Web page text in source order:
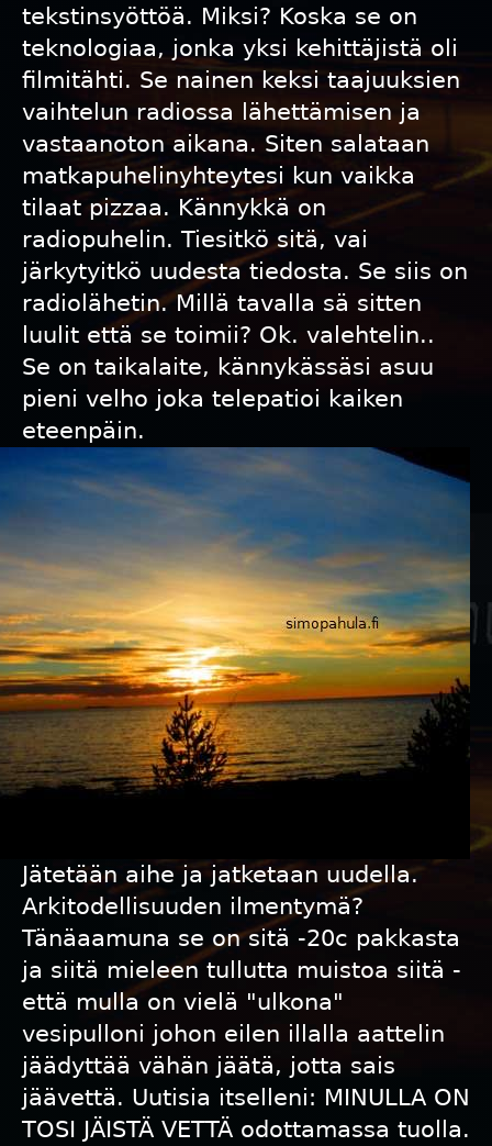
tekstinsyöttöä. Miksi? Koska se on
teknologiaa, jonka yksi kehittäjistä oli
filmitähti. Se nainen keksi taajuuksien
vaihtelun radiossa lähettämisen ja
vastaanoton aikana. Siten salataan
matkapuhelinyhteytesi kun vaikka
tilaat pizzaa. Kännykkä on
radiopuhelin. Tiesitkö sitä, vai
järkytyitkö uudesta tiedosta. Se siis on
radiolähetin. Millä tavalla sä sitten
luulit että se toimii? Ok. valehtelin..
Se on taikalaite, kännykässäsi asuu
pieni velho joka telepatioi kaiken
eteenpäin.
Jätetään aihe ja jatketaan uudella.
Arkitodellisuuden ilmentymä?
Tänäaamuna se on sitä -20c pakkasta
ja siitä mieleen tullutta muistoa siitä -
että mulla on vielä "ulkona"
vesipulloni johon eilen illalla aattelin
jäädyttää vähän jäätä, jotta sais
jäävettä. Uutisia itselleni: MINULLA ON
TOSI JÄISTÄ VETTÄ odottamassa tuolla.